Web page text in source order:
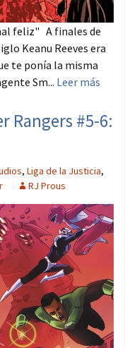
feliz" A finales de
Keanu Reeves era
te ponía la misma
Sm... Leer más
Rangers #5-6:
, Liga de la Justicia,
RJ Prous